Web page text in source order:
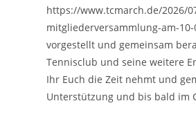
https://www.tcmarch.de/2026/
mitgliederversammlung-am-
vorgestellt und gemeinsam
Tennisclub und seine weitere
Ihr Euch die Zeit nehmt und
Unterstützung und bis bald im